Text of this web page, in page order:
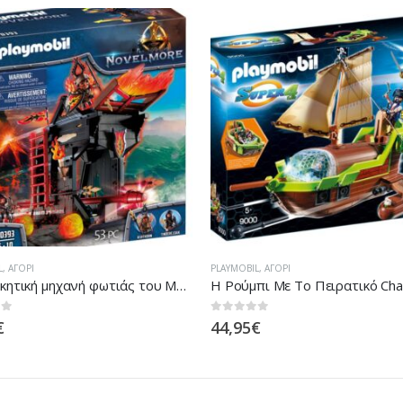
, ΑΓΌΡΙ
Πολιορκητική μηχανή φωτιάς του Μπέρναμ
PLAYMOBIL , ΑΓΌΡΙ
H Ρούμπι Με Το Πειρατικό
0out of 5
44,95€